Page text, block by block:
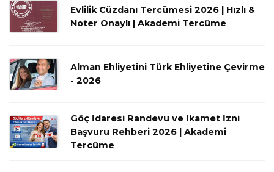
Evlilik Cüzdanı Tercümesi 2026 | Hızlı &
Noter Onaylı | Akademi Tercüme
Alman Ehliyetini Türk Ehliyetine Çevirme
- 2026
Göç İdaresi Randevu ve İkamet İzni
Başvuru Rehberi 2026 | Akademi
Tercüme